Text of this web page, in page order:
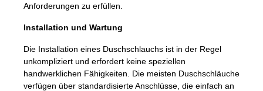
Anforderungen zu erfüllen.
Installation und Wartung
Die Installation eines Duschschlauchs ist in der Regel
unkompliziert und erfordert keine speziellen
handwerklichen Fähigkeiten. Die meisten Duschschläuche
verfügen über standardisierte Anschlüsse, die einfach an